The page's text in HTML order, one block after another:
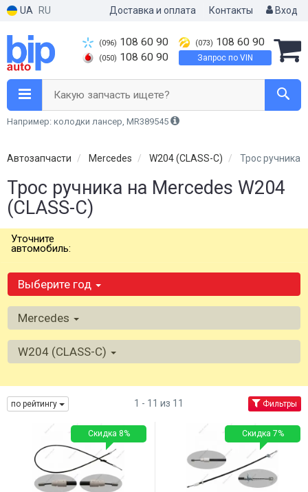
UA RU Доставка и оплата Контакты Вход
(096) 108 60 90
(050) 108 60 90
(073) 108 60 90
Запрос по VIN
Какую запчасть ищете?
Например: колодки лансер, MR389545
Автозапчасти Mercedes W204 (CLASS-C) Трос ручника
Трос ручника на Mercedes W204
(CLASS-C)
Уточните
автомобиль:
Выберите год
Mercedes
W204 (CLASS-C)
по рейтингу 1 - 11 из 11 Фильтры
Скидка 8% Скидка 7%